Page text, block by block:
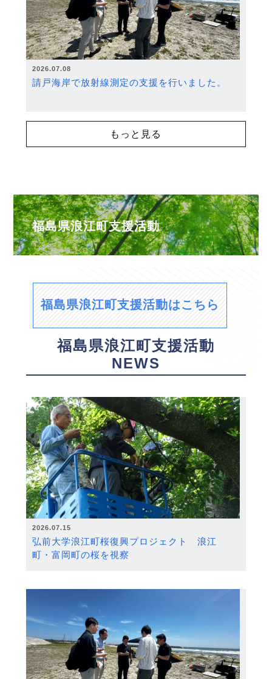
2026.07.08
請戸海岸で放射線測定の支援を行いました。
もっと見る
福島県浪江町支援活動
福島県浪江町支援活動はこちら
福島県浪江町支援活動
NEWS
2026.07.15
弘前大学浪江町桜復興プロジェクト 浪江
町・富岡町の桜を視察